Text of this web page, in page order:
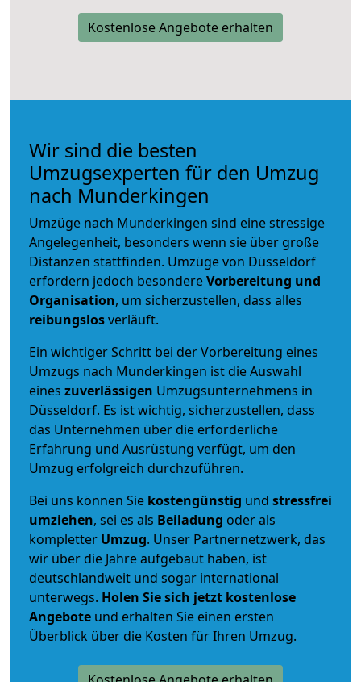
Kostenlose Angebote erhalten
Wir sind die besten
Umzugsexperten für den Umzug
nach Munderkingen
Umzüge nach Munderkingen sind eine stressige
Angelegenheit, besonders wenn sie über große
Distanzen stattfinden. Umzüge von Düsseldorf
erfordern jedoch besondereVorbereitung und
Organisation, um sicherzustellen, dass alles
reibungslosverläuft.
Ein wichtiger Schritt bei der Vorbereitung eines
Umzugs nach Munderkingen ist die Auswahl
eines zuverlässigen Umzugsunternehmens in
Düsseldorf. Es ist wichtig, sicherzustellen, dass
das Unternehmen über die erforderliche
Erfahrung und Ausrüstung verfügt, um den
Umzug erfolgreich durchzuführen.
Bei uns können Sie kostengünstig und stressfrei
umziehen, sei es als Beiladung oder als
kompletter Umzug. Unser Partnernetzwerk, das
wir über die Jahre aufgebaut haben, ist
deutschlandweit und sogar international
unterwegs. Holen Sie sich jetzt kostenlose
Angebote und erhalten Sie einen ersten
Überblick über die Kosten für Ihren Umzug.